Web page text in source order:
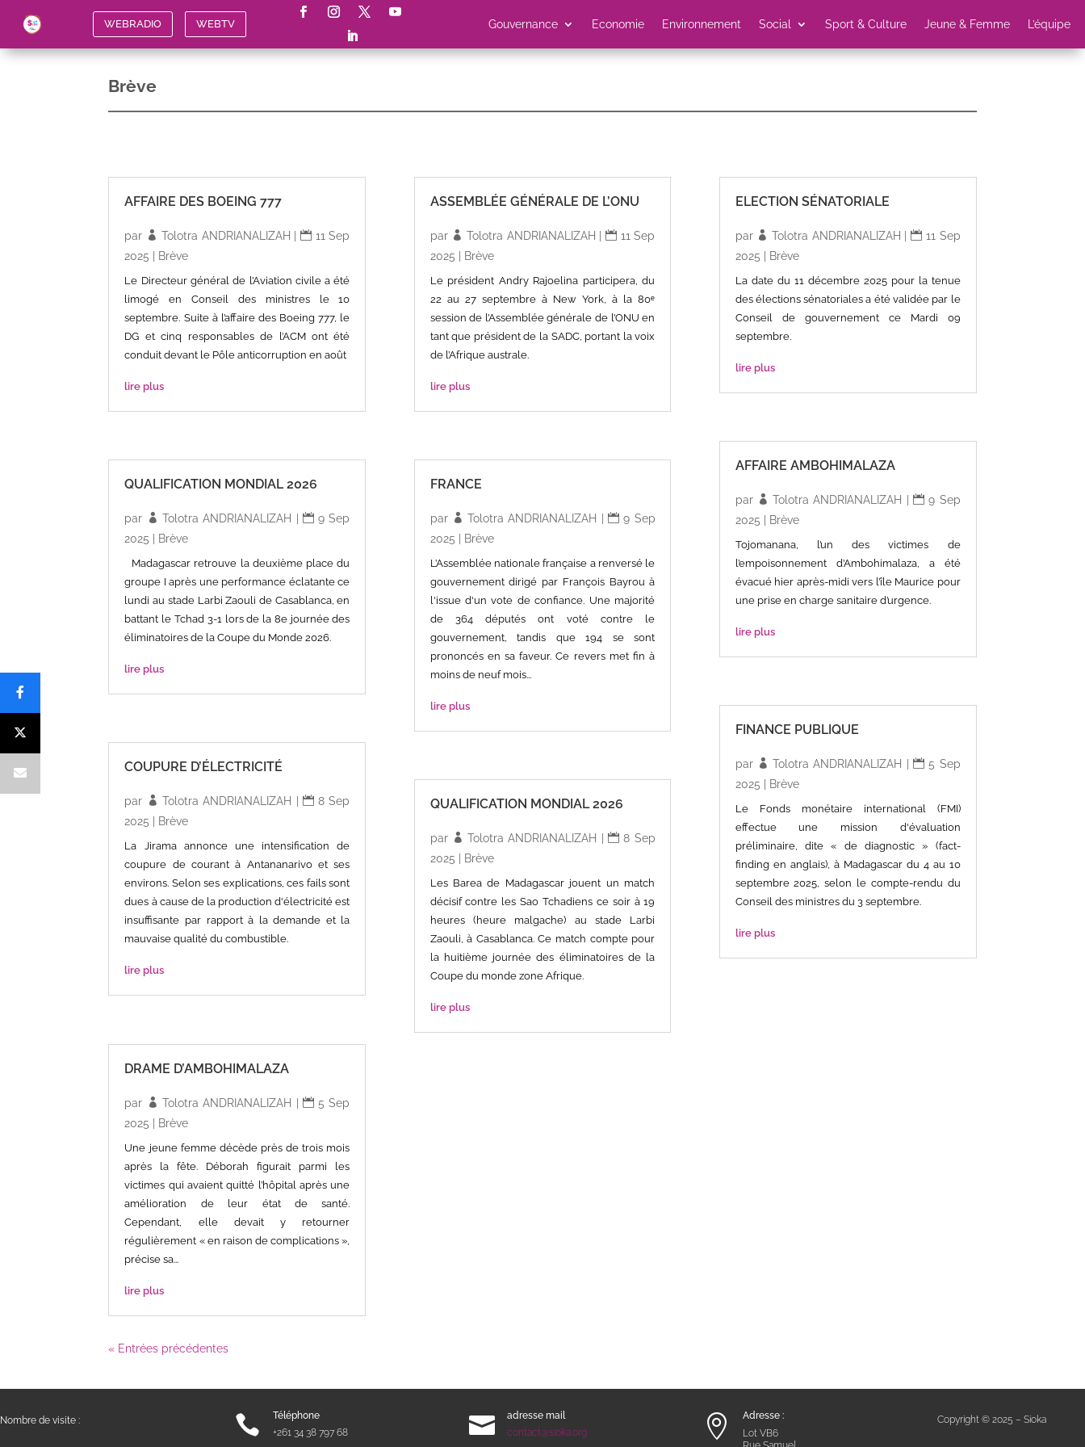
WEBRADIO WEBTV Gouvernance Economie Environnement Social Sport & Culture Jeune & Femme L’équipe
Brève
AFFAIRE DES BOEING 777
par Tolotra ANDRIANALIZAH
11 Sep
2025
Brève
Le Directeur général de l’Aviation civile a été
limogé en Conseil des ministres le 10
septembre. Suite à l’affaire des Boeing 777, le
DG et cinq responsables de l’ACM ont été
conduit devant le Pôle anticorruption en août
lire plus
QUALIFICATION MONDIAL 2026
par Tolotra ANDRIANALIZAH
9 Sep
2025
Brève
Madagascar retrouve la deuxième place du
groupe I après une performance éclatante ce
lundi au stade Larbi Zaouli de Casablanca, en
battant le Tchad 3-1 lors de la 8e journée des
éliminatoires de la Coupe du Monde 2026.
lire plus
COUPURE D’ÉLECTRICITÉ
par Tolotra ANDRIANALIZAH
8 Sep
2025
Brève
La Jirama annonce une intensification de
coupure de courant à Antananarivo et ses
environs. Selon ses explications, ces fails sont
dues à cause de la production d'électricité est
insuffisante par rapport à la demande et la
mauvaise qualité du combustible.
lire plus
DRAME D’AMBOHIMALAZA
par Tolotra ANDRIANALIZAH |
5 Sep
2025 | Brève
Une jeune femme décède près de trois mois
après la fête. Déborah figurait parmi les
victimes qui avaient quitté l’hôpital après une
amélioration de leur état de santé.
Cependant, elle devait y retourner
régulièrement « en raison de complications »,
précise sa...
lire plus
ASSEMBLÉE GÉNÉRALE DE L’ONU
par Tolotra ANDRIANALIZAH
11 Sep
2025
Brève
Le président Andry Rajoelina participera, du
22 au 27 septembre à New York, à la 80ᵉ
session de l’Assemblée générale de l’ONU en
tant que président de la SADC, portant la voix
de l’Afrique australe.
lire plus
FRANCE
par Tolotra ANDRIANALIZAH
9 Sep
2025
Brève
L’Assemblée nationale française a renversé le
gouvernement dirigé par François Bayrou à
l'issue d'un vote de confiance. Une majorité
de 364 députés ont voté contre le
gouvernement, tandis que 194 se sont
prononcés en sa faveur. Ce revers met fin à
moins de neuf mois...
lire plus
QUALIFICATION MONDIAL 2026
par Tolotra ANDRIANALIZAH
8 Sep
2025
Brève
Les Barea de Madagascar jouent un match
décisif contre les Sao Tchadiens ce soir à 19
heures (heure malgache) au stade Larbi
Zaouli, à Casablanca. Ce match compte pour
la huitième journée des éliminatoires de la
Coupe du monde zone Afrique.
lire plus
ELECTION SÉNATORIALE
par Tolotra ANDRIANALIZAH
11 Sep
2025
Brève
La date du 11 décembre 2025 pour la tenue
des élections sénatoriales a été validée par le
Conseil de gouvernement ce Mardi 09
septembre.
lire plus
AFFAIRE AMBOHIMALAZA
par Tolotra ANDRIANALIZAH
9 Sep
2025
Brève
Tojomanana, l’un des victimes de
l’empoisonnement d’Ambohimalaza, a été
évacué hier après-midi vers l’île Maurice pour
une prise en charge sanitaire d’urgence.
lire plus
FINANCE PUBLIQUE
par Tolotra ANDRIANALIZAH
5 Sep
2025
Brève
Le Fonds monétaire international (FMI)
effectue une mission d'évaluation
préliminaire, dite « de diagnostic » (fact-
finding en anglais), à Madagascar du 4 au 10
septembre 2025, selon le compte-rendu du
Conseil des ministres du 3 septembre.
lire plus
« Entrées précédentes
Nombre de visite : 
Téléphone
+261 34 38 797 68

adresse mail
contact@sioka.org

Adresse :
Lot VB6
Copyright © 2025 – Sioka